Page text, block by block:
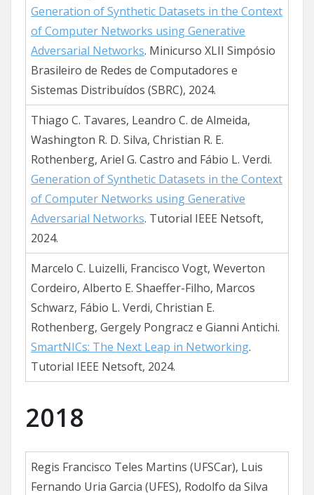
Generation of Synthetic Datasets in the Context
of Computer Networks using Generative
Adversarial Networks. Minicurso XLII Simpósio
Brasileiro de Redes de Computadores e
Sistemas Distribuídos (SBRC), 2024.
Thiago C. Tavares, Leandro C. de Almeida,
Washington R. D. Silva, Christian R. E.
Rothenberg, Ariel G. Castro and Fábio L. Verdi.
Generation of Synthetic Datasets in the Context
of Computer Networks using Generative
Adversarial Networks. Tutorial IEEE Netsoft,
2024.
Marcelo C. Luizelli, Francisco Vogt, Weverton
Cordeiro, Alberto E. Shaeffer-Filho, Marcos
Schwarz, Fábio L. Verdi, Christian E.
Rothenberg, Gergely Pongracz e Gianni Antichi.
SmartNICs: The Next Leap in Networking.
Tutorial IEEE Netsoft, 2024.
2018
Regis Francisco Teles Martins (UFSCar), Luis
Fernando Uria Garcia (UFES), Rodolfo da Silva